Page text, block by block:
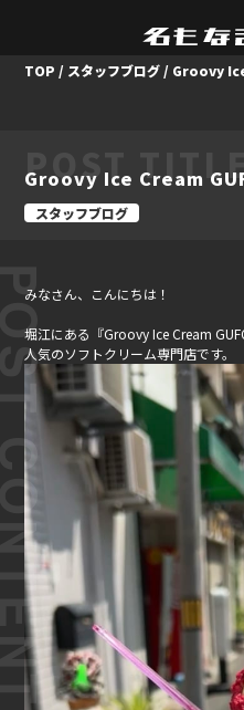
TOP / スタッフブログ / Groovy
POST
Groovy Ice Cream
スタッフブログ
みなさん、こんにちは！
堀江にある『Groovy Ice Cream
人気のソフトクリーム専門店です。